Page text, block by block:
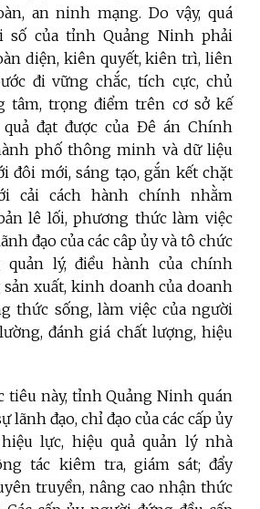
an ninh mạng. Do vậy, quá
số của tỉnh Quảng Ninh phải
diện, kiên quyết, kiên trì, liên
đi vững chắc, tích cực, chủ
tâm, trọng điểm trên cơ sở kế
đạt được của Đê án Chính
phố thông minh và dữ liệu
đôi mới, sáng tạo, gắn kết chặt
cải cách hành chính nhằm
lê lối, phương thức làm việc
đạo của các câp ủy và tô chức
quản lý, điều hành của chính
sản xuất, kinh doanh của doanh
thức sống, làm việc của người
đánh giá chất lượng, hiệu
tiêu này, tỉnh Quảng Ninh quán
lãnh đạo, chỉ đạo của các cấp ủy
lực, hiệu quả quản lý nhà
tác kiêm tra, giám sát; đẩy
truyền, nâng cao nhận thức